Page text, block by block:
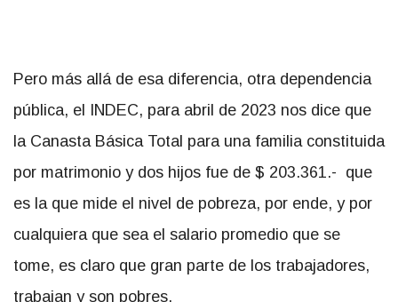
Pero más allá de esa diferencia, otra dependencia
pública, el INDEC, para abril de 2023 nos dice que
la Canasta Básica Total para una familia constituida
por matrimonio y dos hijos fue de $ 203.361.- que
es la que mide el nivel de pobreza, por ende, y por
cualquiera que sea el salario promedio que se
tome, es claro que gran parte de los trabajadores,
trabajan y son pobres.